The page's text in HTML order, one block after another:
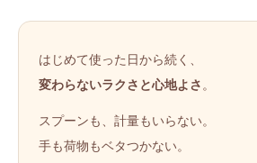
はじめて使った日から続く、
変わらないラクさと心地よさ 。
スプーンも、計量もいらない。
手も荷物もベタつかない。